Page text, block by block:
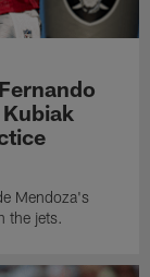
Mendoza's
the jets.